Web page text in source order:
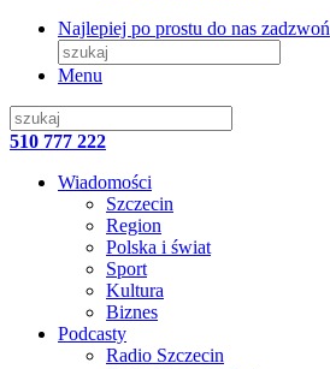
Najlepiej po prostu do nas zadzwoń
Menu
510 777 222
Wiadomości
Szczecin
Region
Polska i świat
Sport
Kultura
Biznes
Podcasty
Radio Szczecin